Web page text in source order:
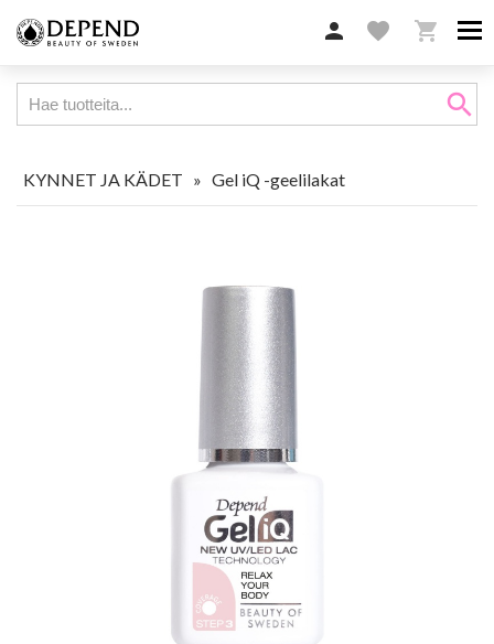
 favorite 
search
KYNNET JA KÄDET » Gel iQ -geelilakat